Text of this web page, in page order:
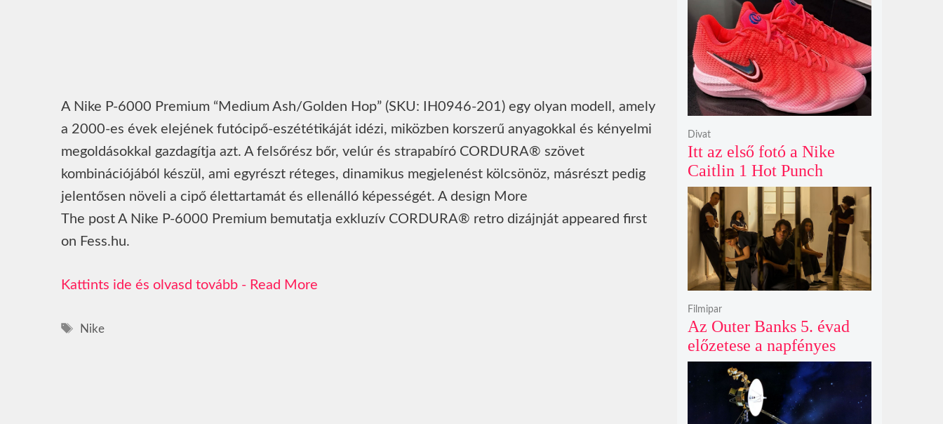
A Nike P-6000 Premium “Medium Ash/Golden Hop” (SKU: IH0946-201) egy olyan modell, amely
a 2000-es évek elejének futócipő-eszététikáját idézi, miközben korszerű anyagokkal és kényelmi
megoldásokkal gazdagítja azt. A felsőrész bőr, velúr és strapabíró CORDURA® szövet
kombinációjából készül, ami egyrészt réteges, dinamikus megjelenést kölcsönöz, másrészt pedig
jelentősen növeli a cipő élettartamát és ellenálló képességét. A design More
The post A Nike P-6000 Premium bemutatja exkluzív CORDURA® retro dizájnját appeared first
on Fess.hu.
Read More
Címkék
Nike
Itt az első fotó a Nike
Caitlin 1 Hot Punch
cipőjéről brutálisan ütős
színben
Divat
Az Outer Banks 5. évad
előzetese a napfényes
kalandok helyett
kíméletlen
bosszúhadjáratot ígér
Filmipar